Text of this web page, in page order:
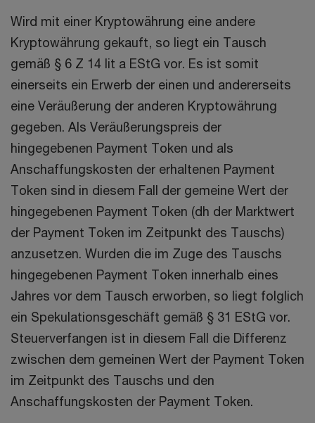
Wird mit einer Kryptowährung eine andere
Kryptowährung gekauft, so liegt ein Tausch
gemäß § 6 Z 14 lit a EStG vor. Es ist somit
einerseits ein Erwerb der einen und andererseits
eine Veräußerung der anderen Kryptowährung
gegeben. Als Veräußerungspreis der
hingegebenen Payment Token und als
Anschaffungskosten der erhaltenen Payment
Token sind in diesem Fall der gemeine Wert der
hingegebenen Payment Token (dh der Marktwert
der Payment Token im Zeitpunkt des Tauschs)
anzusetzen. Wurden die im Zuge des Tauschs
hingegebenen Payment Token innerhalb eines
Jahres vor dem Tausch erworben, so liegt folglich
ein Spekulationsgeschäft gemäß § 31 EStG vor.
Steuerverfangen ist in diesem Fall die Differenz
zwischen dem gemeinen Wert der Payment Token
im Zeitpunkt des Tauschs und den
Anschaffungskosten der Payment Token.